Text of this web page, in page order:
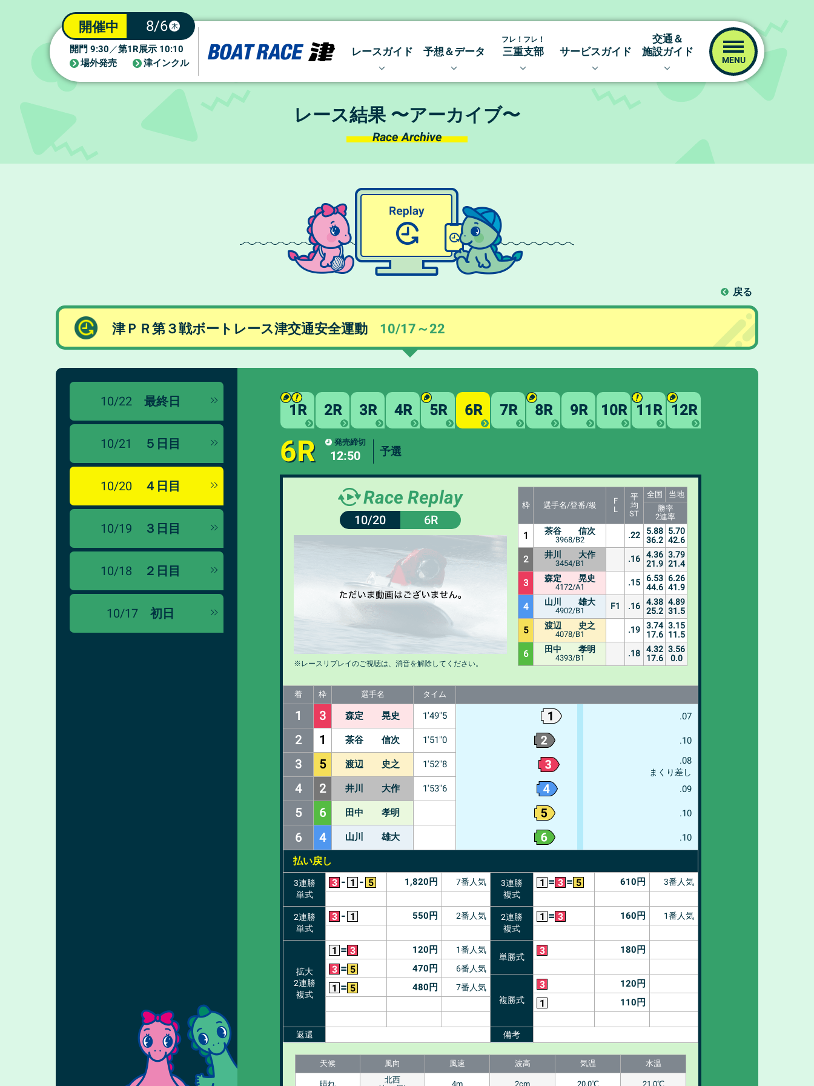
開催中 8/6 木
開門 9:30 ／第1R展示 10:10
場外発売 津インクル
レースガイド
レース結果 〜アーカイブ〜
レース展望・出場予定選手
メールマガジン
予想＆データ
得点率ランキング
モーター抽選結果・前検タイム
モーターデータ
フレ！フレ！
三重支部
みえトピ！
サービスガイド
キャッシュレスカード
津ポイント倶楽部
ボートレース津ファンクラブ
交通＆
施設ガイド
場内マップ
ボートレース津のあゆみ
レース結果 〜アーカイブ〜
Race Archive
戻る
津ＰＲ第３戦ボートレース津交通安全運動 10/17 ～22
10/17 初日
10/18 ２日目
10/19 ３日目
10/20 ４日目
10/21 ５日目
10/22 最終日
1R 2R 3R 4R 5R 6R 7R 8R 9R 10R 11R 12R
6R 発売締切
12:50 予選
Race Replay
10/20 6R
※レースリプレイのご視聴は、消音を解除してください。
枠 選手名/登番/級
F
L
平
均
ST
全国
当地
勝率
2連率
1 茶谷 信次
3968/B2 .22
5.88
36.2
5.70
42.6
2 井川 大作
3454/B1 .16
4.36
21.9
3.79
21.4
3 森定 晃史
4172/A1 .15
6.53
44.6
6.26
41.9
4 山川 雄大
4902/B1 F1 .16
4.38
25.2
4.89
31.5
5 渡辺 史之
4078/B1 .19
3.74
17.6
3.15
11.5
6 田中 孝明
4393/B1 .18
4.32
17.6
3.56
0.0
着 枠 選手名 タイム
1 3 森定 晃史 1'49"5 .07
.10
.08
まくり差し
.09
.10
.10
2 1 茶谷 信次 1'51"0
3 5 渡辺 史之 1'52"8
4 2 井川 大作 1'53"6
5 6 田中 孝明
6 4 山川 雄大
払い戻し
3連勝
単式
3 - 1 - 5 1,820 円 7番人気
2連勝
単式
3 - 1 550 円 2番人気
拡大
2連勝
複式
1 = 3 120 円 1番人気
3 = 5 470 円 6番人気
1 = 5 480 円 7番人気
返還
3連勝
複式
1 = 3 = 5 610 円 3番人気
2連勝
複式
1 = 3 160 円 1番人気
単勝式
3 180 円
複勝式
3 120 円
1 110 円
備考
天候 風向 風速 波高 気温 水温
晴れ
北西
4m 2cm 20.0℃ 21.0℃